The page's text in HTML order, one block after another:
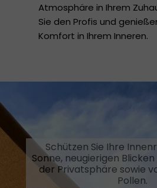
Atmosphäre in Ihrem
Sie den Profis und
Komfort in Ihrem Inneren.
Schützen Sie Ihre
Sonne, neugierigen
der Privatsphäre sowie
Pollen.